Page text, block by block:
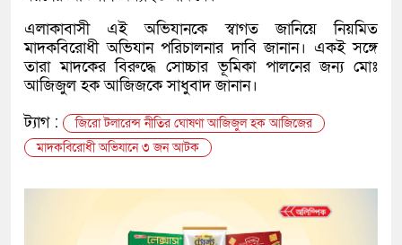
এলাকাবাসী এই অভিযানকে স্বাগত জানিয়ে নিয়মিত
মাদকবিরোধী অভিযান পরিচালনার দাবি জানান। একই সঙ্গে
তারা মাদকের বিরুদ্ধে সোচ্চার ভূমিকা পালনের জন্য মোঃ
আজিজুল হক আজিজকে সাধুবাদ জানান।
ট্যাগ :
জিরো টলারেন্স নীতির ঘোষণা আজিজুল হক আজিজের
মাদকবিরোধী অভিযানে ৩ জন আটক